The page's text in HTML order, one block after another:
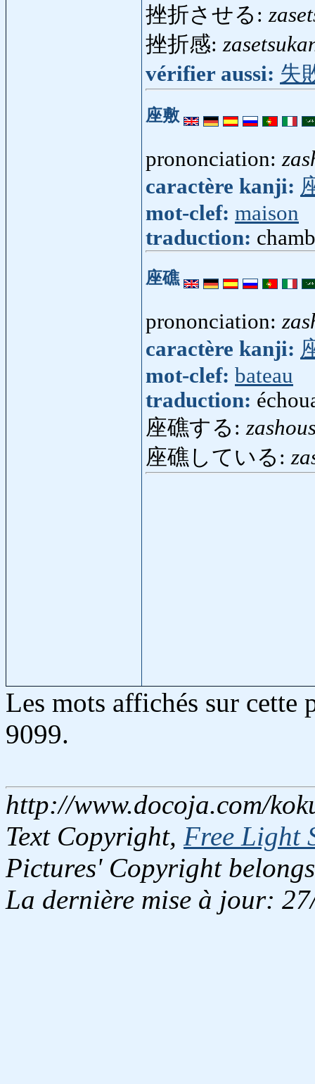
挫折させる:
挫折感:
vérifier aussi: 失
座敷
prononciation:
caractère kanji:
mot-clef: maison
traduction:
座礁
prononciation:
caractère kanji:
mot-clef: bateau
traduction:
座礁する:
座礁している:
Les mots affichés sur cette
9099.
http://www.docoja.com/
Text Copyright, Free Light
Pictures' Copyright
La dernière mise à jour: